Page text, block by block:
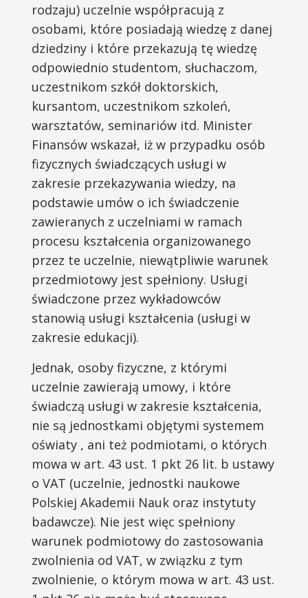
rodzaju) uczelnie współpracują z
osobami, które posiadają wiedzę z danej
dziedziny i które przekazują tę wiedzę
odpowiednio studentom, słuchaczom,
uczestnikom szkół doktorskich,
kursantom, uczestnikom szkoleń,
warsztatów, seminariów itd. Minister
Finansów wskazał, iż w przypadku osób
fizycznych świadczących usługi w
zakresie przekazywania wiedzy, na
podstawie umów o ich świadczenie
zawieranych z uczelniami w ramach
procesu kształcenia organizowanego
przez te uczelnie, niewątpliwie warunek
przedmiotowy jest spełniony. Usługi
świadczone przez wykładowców
stanowią usługi kształcenia (usługi w
zakresie edukacji).
Jednak, osoby fizyczne, z którymi
uczelnie zawierają umowy, i które
świadczą usługi w zakresie kształcenia,
nie są jednostkami objętymi systemem
oświaty , ani też podmiotami, o których
mowa w art. 43 ust. 1 pkt 26 lit. b ustawy
o VAT (uczelnie, jednostki naukowe
Polskiej Akademii Nauk oraz instytuty
badawcze). Nie jest więc spełniony
warunek podmiotowy do zastosowania
zwolnienia od VAT, w związku z tym
zwolnienie, o którym mowa w art. 43 ust.